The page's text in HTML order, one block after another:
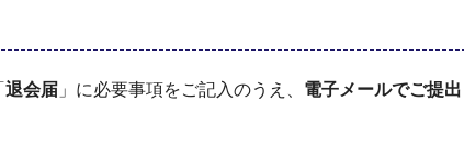
退会届 」に必要事項をご記入のうえ、 電子メールでご提出